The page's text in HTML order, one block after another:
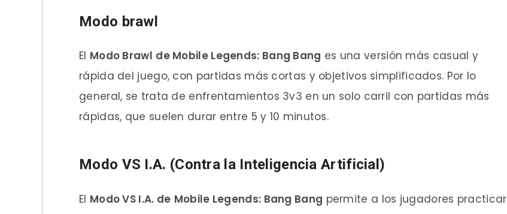
Modo brawl
El Modo Brawl de Mobile Legends: Bang Bang es una versión más casual y
rápida del juego, con partidas más cortas y objetivos simplificados. Por lo
general, se trata de enfrentamientos 3v3 en un solo carril con partidas más
rápidas, que suelen durar entre 5 y 10 minutos.
Modo VS I.A. (Contra la Inteligencia Artificial)
El Modo VS I.A. de Mobile Legends: Bang Bang permite a los jugadores practicar